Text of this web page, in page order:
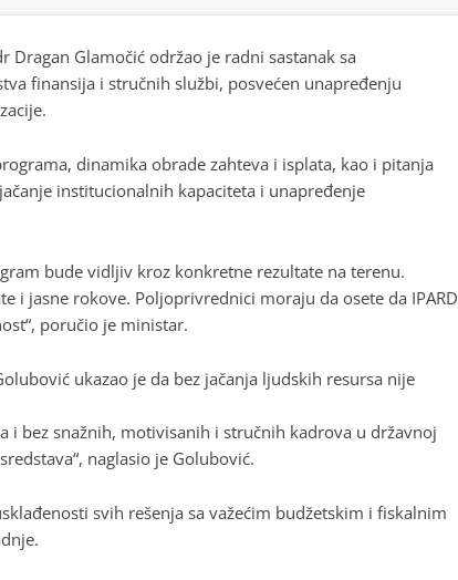
Glamočić održao je radni sastanak sa
finansija i stručnih službi, posvećen unapređenju
dinamika obrade zahteva i isplata, kao i pitanja
institucionalnih kapaciteta i unapređenje
bude vidljiv kroz konkretne rezultate na terenu.
i jasne rokove. Poljoprivrednici moraju da osete da IPARD
poručio je ministar.
ukazao je da bez jačanja ljudskih resursa nije
i bez snažnih, motivisanih i stručnih kadrova u državnoj
naglasio je Golubović.
svih rešenja sa važećim budžetskim i fiskalnim